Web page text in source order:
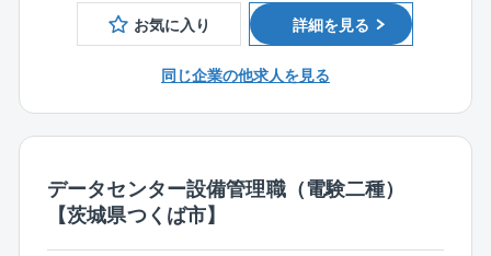
今回ご入社の方には、工事の工程や品質・安全などの
施工計画及び監督業務や関係各所との調整、管理を中
心に行っていただきます。
【具体的には】
・産業プラント設備における空調・衛生設備、電気設
┗設計図書と照合し、設計図通りに、施工が実施さ
れているかの確認
お気に入り 詳細を見る
同じ企業の他求人を見る
データセンター設備管理職（電験二種）
【茨城県つくば市】